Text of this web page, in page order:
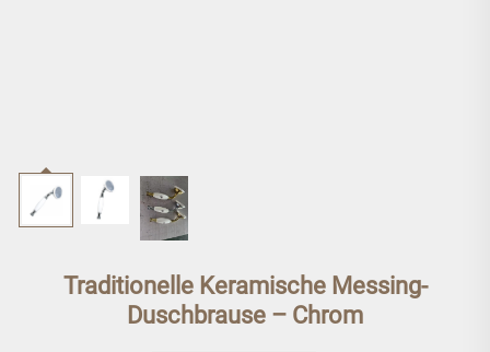
Traditionelle Keramische Messing-
Duschbrause – Chrom